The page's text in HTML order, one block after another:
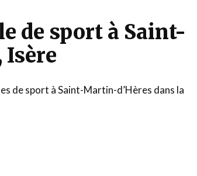
de sport à Saint-
Isère
de sport à Saint-Martin-d’Hères dans la